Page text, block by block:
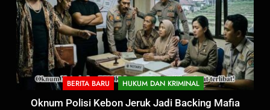
BERITA BARU HUKUM DAN KRIMINAL
Oknum Polisi Kebon Jeruk Jadi Backing Mafia